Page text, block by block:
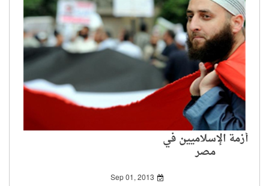
أزمة الإسلاميين في
مصر
Sep 01, 2013